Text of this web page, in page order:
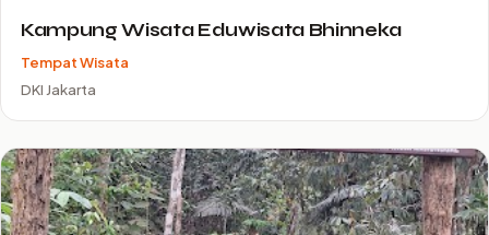
Kampung Wisata Eduwisata Bhinneka
Tempat Wisata
DKI Jakarta